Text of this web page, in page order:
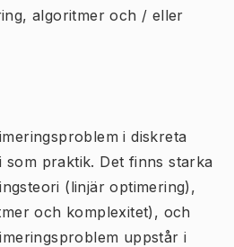
algoritmer och / eller
i diskreta
praktik. Det finns starka
(linjär optimering),
och komplexitet), och
uppstår i